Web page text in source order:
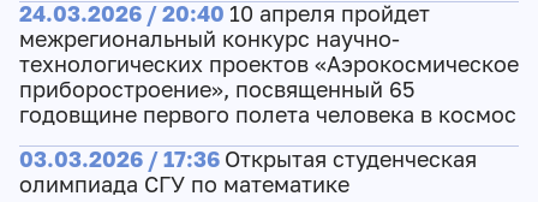
24.03.2026 / 20:40 10 апреля пройдет
межрегиональный конкурс научно-
технологических проектов «Аэрокосмическое
приборостроение», посвященный 65
годовщине первого полета человека в космос
03.03.2026 / 17:36 Открытая студенческая
олимпиада СГУ по математике